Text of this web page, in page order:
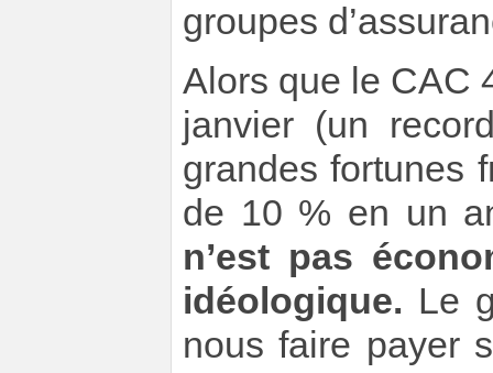
groupes
Alors que le CAC
janvier (un
grandes fortunes
de 10 % en un
n’est pas
idéologique. Le
nous faire payer